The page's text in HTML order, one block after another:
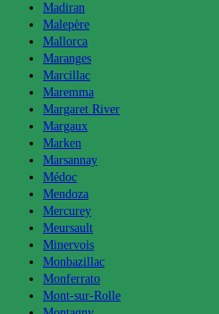
Madiran
Malepère
Mallorca
Maranges
Marcillac
Maremma
Margaret River
Margaux
Marken
Marsannay
Médoc
Mendoza
Mercurey
Meursault
Minervois
Monbazillac
Monferrato
Mont-sur-Rolle